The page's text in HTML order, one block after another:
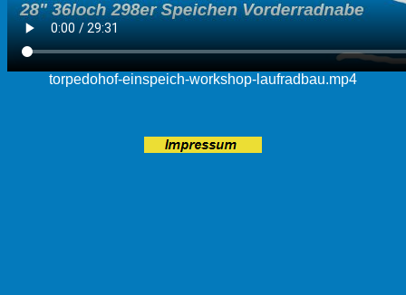
torpedohof-einspeich-workshop-laufradbau.mp4